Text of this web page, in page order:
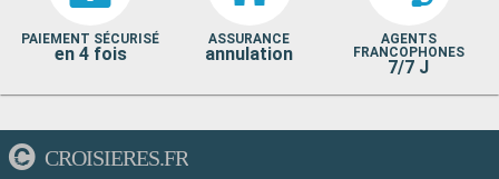
PAIEMENT SÉCURISÉ
en 4 fois
ASSURANCE
annulation
AGENTS
FRANCOPHONES
7/7 J
CROISIERES.FR